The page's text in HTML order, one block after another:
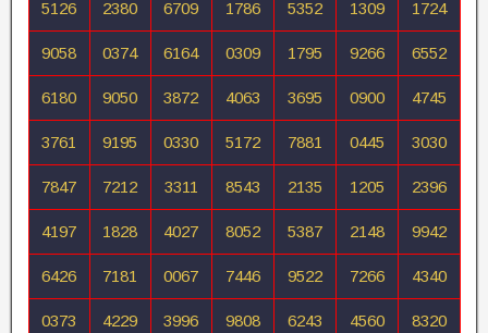
5126 2380 6709 1786 5352 1309 1724
9058 0374 6164 0309 1795 9266 6552
6180 9050 3872 4063 3695 0900 4745
3761 9195 0330 5172 7881 0445 3030
7847 7212 3311 8543 2135 1205 2396
4197 1828 4027 8052 5387 2148 9942
6426 7181 0067 7446 9522 7266 4340
0373 4229 3996 9808 6243 4560 8320